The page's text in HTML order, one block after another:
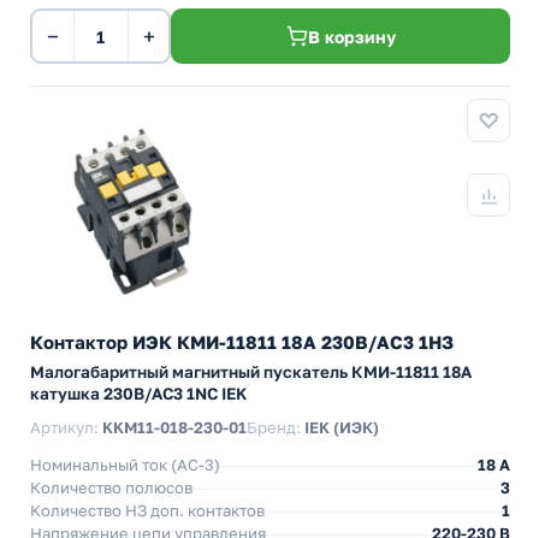
− + В корзину
Контактор ИЭК КМИ-11811 18А 230В/АС3 1НЗ
Малогабаритный магнитный пускатель КМИ-11811 18А
катушка 230В/АС3 1NC IEK
Артикул: KKM11-018-230-01Бренд: IEK (ИЭК)
Номинальный ток (АС-3)
18 A
Количество полюсов
3
Количество НЗ доп. контактов
1
Напряжение цепи управления
220-230 В